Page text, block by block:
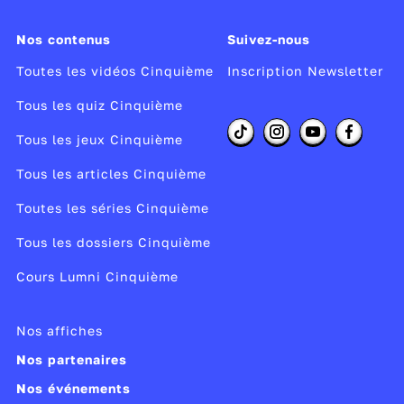
neige capture de petites quantités de
poussières, de pollution... et même de
aucun intérêt non plus !
Télévisions
Année de copyright :2018
Publié le 19/02/18
Nos contenus
Toutes les vidéos Cinquième
Tous les quiz Cinquième
Tous les jeux Cinquième
Tous les articles Cinquième
Toutes les séries Cinquième
Tous les dossiers Cinquième
Cours Lumni Cinquième
Suivez-nous
Inscription Newsletter
Nos affiches
Nos partenaires
Nos événements